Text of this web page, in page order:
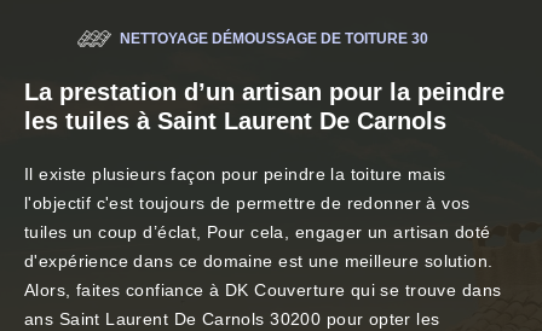
NETTOYAGE DÉMOUSSAGE DE TOITURE 30
La prestation d’un artisan pour la peindre
les tuiles à Saint Laurent De Carnols
Il existe plusieurs façon pour peindre la toiture mais
l'objectif c'est toujours de permettre de redonner à vos
tuiles un coup d’éclat, Pour cela, engager un artisan doté
d'expérience dans ce domaine est une meilleure solution.
Alors, faites confiance à DK Couverture qui se trouve dans
ans Saint Laurent De Carnols 30200 pour opter les